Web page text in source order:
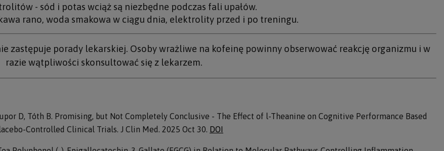
- sód i potas wciąż są niezbędne podczas fali upałów.
rano, woda smakowa w ciągu dnia, elektrolity przed i po treningu.
zastępuje porady lekarskiej. Osoby wrażliwe na kofeinę powinny obserwować reakcję organizmu i w
razie wątpliwości skonsultować się z lekarzem.
D, Tóth B. Promising, but Not Completely Conclusive - The Effect of l-Theanine on Cognitive Performance Based
Controlled Clinical Trials. J Clin Med. 2025 Oct 30. DOI